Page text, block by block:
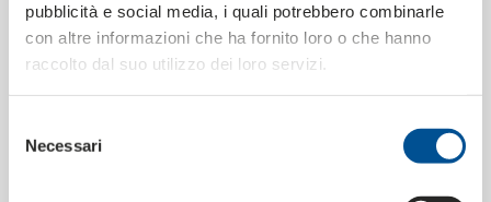
pubblicità e social media, i quali potrebbero combinarle
con altre informazioni che ha fornito loro o che hanno
raccolto dal suo utilizzo dei loro servizi.
delNecessari